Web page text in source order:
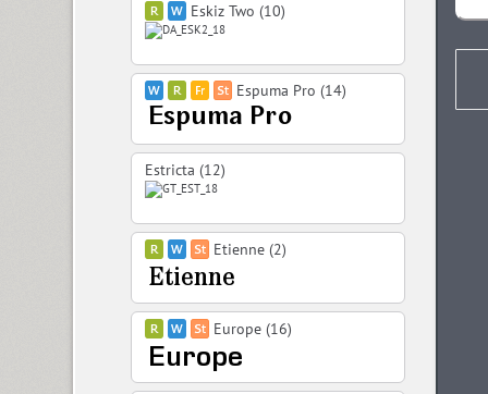
Eskiz Two (10)
Espuma Pro (14)
Estricta (12)
Etienne (2)
Europe (16)